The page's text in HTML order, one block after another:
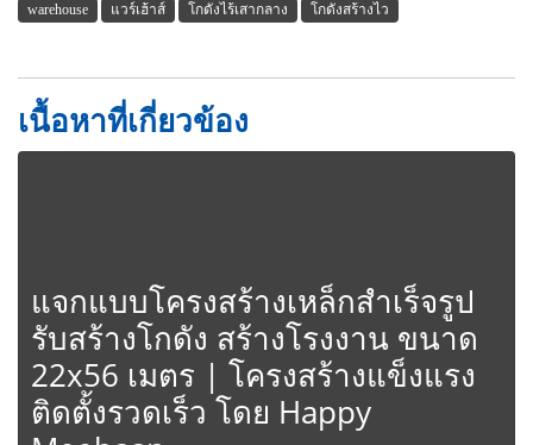
warehouse
แวร์เฮ้าส์ โกดังไร้เสากลาง โกดังสร้างไว
เนื้อหาที่เกี่ยวข้อง
แจกแบบโครงสร้างเหล็กสำเร็จรูป
รับสร้างโกดัง สร้างโรงงาน ขนาด
22x56 เมตร | โครงสร้างแข็งแรง
ติดตั้งรวดเร็ว โดย Happy